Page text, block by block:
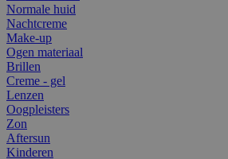
Normale huid
Nachtcreme
Make-up
Ogen materiaal
Brillen
Creme - gel
Lenzen
Oogpleisters
Zon
Aftersun
Kinderen